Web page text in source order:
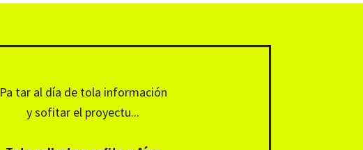
Pa tar al día de tola información
y sofitar el proyectu...